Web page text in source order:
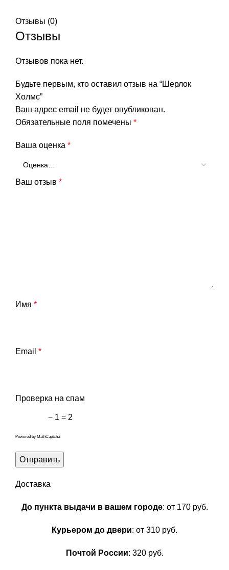
Отзывы (0)
Отзывы
Отзывов пока нет.
Будьте первым, кто оставил отзыв на “Шерлок
Холмс”
Ваш адрес email не будет опубликован.
Обязательные поля помечены *
Ваша оценка *
Ваш отзыв *
Имя *
Email *
Проверка на спам
− 1 = 2
Powered by MathCaptcha
Доставка
До пункта выдачи в вашем городе: от 170 руб.
Курьером до двери: от 310 руб.
Почтой России: 320 руб.